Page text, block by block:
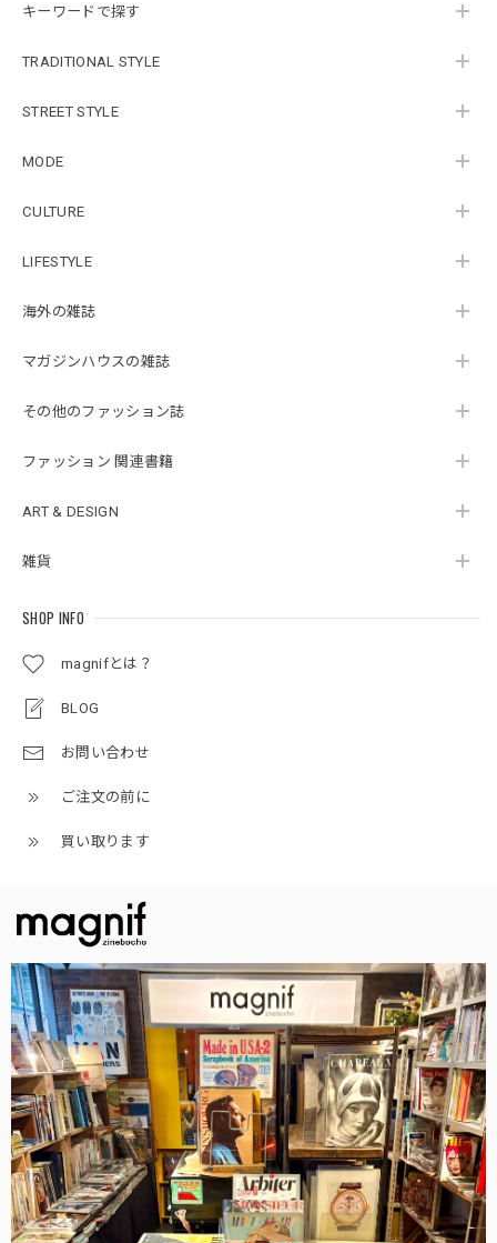
キーワードで探す
TRADITIONAL STYLE
STREET STYLE
MODE
CULTURE
LIFESTYLE
海外の雑誌
マガジンハウスの雑誌
その他のファッション誌
ファッション 関連書籍
ART & DESIGN
雑貨
SHOP INFO
magnifとは？
BLOG
お問い合わせ
ご注文の前に
買い取ります